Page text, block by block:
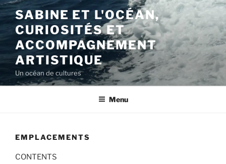
Aller
au
contenu
principal
SABINE ET L'OCÉAN,
CURIOSITÉS ET
ACCOMPAGNEMENT
ARTISTIQUE
Un océan de cultures
Menu
EMPLACEMENTS
CONTENTS